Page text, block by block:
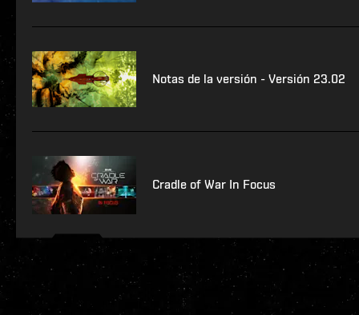
Notas de la versión - Versión 23.02
Cradle of War In Focus